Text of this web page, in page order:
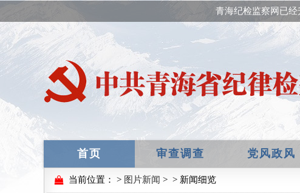
青海纪检监察网已经
首页 审查调查 党风政风
当前位置： > 图片新闻 > > 新闻细览